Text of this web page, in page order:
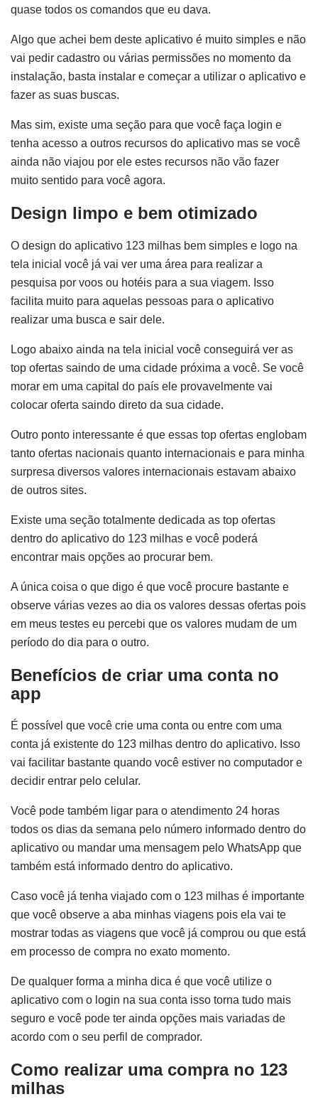
quase todos os comandos que eu dava.
Algo que achei bem deste aplicativo é muito simples e não
vai pedir cadastro ou várias permissões no momento da
instalação, basta instalar e começar a utilizar o aplicativo e
fazer as suas buscas.
Mas sim, existe uma seção para que você faça login e
tenha acesso a outros recursos do aplicativo mas se você
ainda não viajou por ele estes recursos não vão fazer
muito sentido para você agora.
Design limpo e bem otimizado
O design do aplicativo 123 milhas bem simples e logo na
tela inicial você já vai ver uma área para realizar a
pesquisa por voos ou hotéis para a sua viagem. Isso
facilita muito para aquelas pessoas para o aplicativo
realizar uma busca e sair dele.
Logo abaixo ainda na tela inicial você conseguirá ver as
top ofertas saindo de uma cidade próxima a você. Se você
morar em uma capital do país ele provavelmente vai
colocar oferta saindo direto da sua cidade.
Outro ponto interessante é que essas top ofertas englobam
tanto ofertas nacionais quanto internacionais e para minha
surpresa diversos valores internacionais estavam abaixo
de outros sites.
Existe uma seção totalmente dedicada as top ofertas
dentro do aplicativo do 123 milhas e você poderá
encontrar mais opções ao procurar bem.
A única coisa o que digo é que você procure bastante e
observe várias vezes ao dia os valores dessas ofertas pois
em meus testes eu percebi que os valores mudam de um
período do dia para o outro.
Benefícios de criar uma conta no
app
É possível que você crie uma conta ou entre com uma
conta já existente do 123 milhas dentro do aplicativo. Isso
vai facilitar bastante quando você estiver no computador e
decidir entrar pelo celular.
Você pode também ligar para o atendimento 24 horas
todos os dias da semana pelo número informado dentro do
aplicativo ou mandar uma mensagem pelo WhatsApp que
também está informado dentro do aplicativo.
Caso você já tenha viajado com o 123 milhas é importante
que você observe a aba minhas viagens pois ela vai te
mostrar todas as viagens que você já comprou ou que está
em processo de compra no exato momento.
De qualquer forma a minha dica é que você utilize o
aplicativo com o login na sua conta isso torna tudo mais
seguro e você pode ter ainda opções mais variadas de
acordo com o seu perfil de comprador.
Como realizar uma compra no 123
milhas